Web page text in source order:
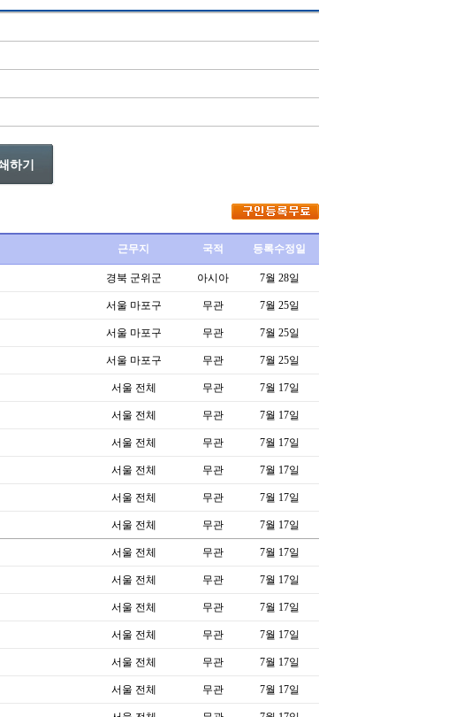
하기
근무지 국적 등록수정일
경북 군위군 아시아 7월 28일
서울 마포구 무관 7월 25일
서울 마포구 무관 7월 25일
서울 마포구 무관 7월 25일
서울 전체 무관 7월 17일
서울 전체 무관 7월 17일
서울 전체 무관 7월 17일
서울 전체 무관 7월 17일
서울 전체 무관 7월 17일
서울 전체 무관 7월 17일
서울 전체 무관 7월 17일
서울 전체 무관 7월 17일
서울 전체 무관 7월 17일
서울 전체 무관 7월 17일
서울 전체 무관 7월 17일
서울 전체 무관 7월 17일